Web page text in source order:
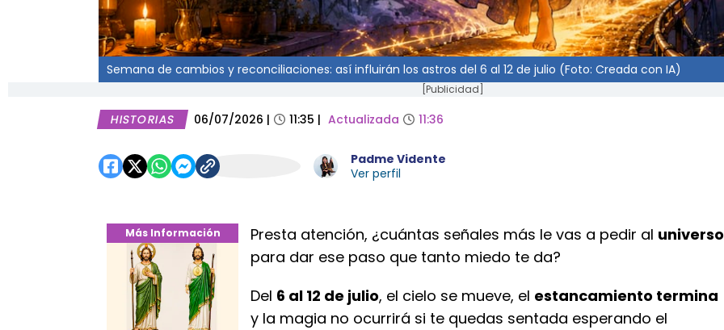
Semana de cambios y reconciliaciones: así influirán los astros del 6 al 12 de julio (Foto: Creada con IA)
[Publicidad]
HISTORIAS 06/07/2026 | 11:35 | Actualizada 11:36
Padme Vidente
Ver perfil
Más Información Presta atención, ¿cuántas señales más le vas a pedir al universo
para dar ese paso que tanto miedo te da?
Del 6 al 12 de julio, el cielo se mueve, el estancamiento termina
y la magia no ocurrirá si te quedas sentada esperando el